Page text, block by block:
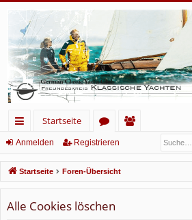
ch
ne
llz
ug
Startseite
or
en
lie
de
Anmelden Registrieren
Startseite Foren-Übersicht
Alle Cookies löschen